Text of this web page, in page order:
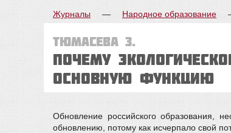
Журналы — Народное образование
Тюмасева З.
ПОЧЕМУ
ОСНОВНУЮ ФУНКЦИЮ
Обновление российского образования,
обновлению, потому как исчерпало свой